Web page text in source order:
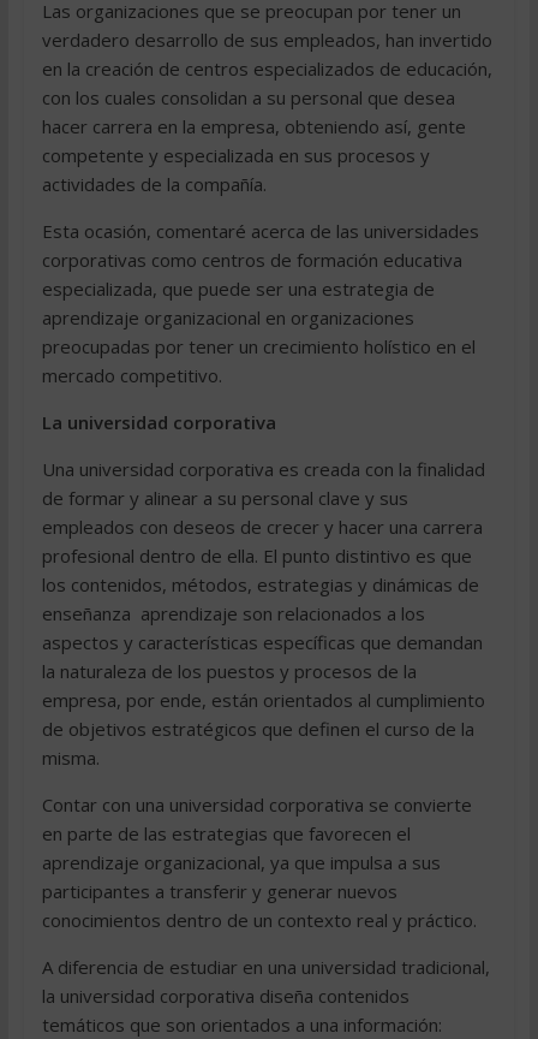
Las organizaciones que se preocupan por tener un
verdadero desarrollo de sus empleados, han invertido
en la creación de centros especializados de educación,
con los cuales consolidan a su personal que desea
hacer carrera en la empresa, obteniendo así, gente
competente y especializada en sus procesos y
actividades de la compañía.
Esta ocasión, comentaré acerca de las universidades
corporativas como centros de formación educativa
especializada, que puede ser una estrategia de
aprendizaje organizacional en organizaciones
preocupadas por tener un crecimiento holístico en el
mercado competitivo.
La universidad corporativa
Una universidad corporativa es creada con la finalidad
de formar y alinear a su personal clave y sus
empleados con deseos de crecer y hacer una carrera
profesional dentro de ella. El punto distintivo es que
los contenidos, métodos, estrategias y dinámicas de
enseñanza  aprendizaje son relacionados a los
aspectos y características específicas que demandan
la naturaleza de los puestos y procesos de la
empresa, por ende, están orientados al cumplimiento
de objetivos estratégicos que definen el curso de la
misma.
Contar con una universidad corporativa se convierte
en parte de las estrategias que favorecen el
aprendizaje organizacional, ya que impulsa a sus
participantes a transferir y generar nuevos
conocimientos dentro de un contexto real y práctico.
A diferencia de estudiar en una universidad tradicional,
la universidad corporativa diseña contenidos
temáticos que son orientados a una información: